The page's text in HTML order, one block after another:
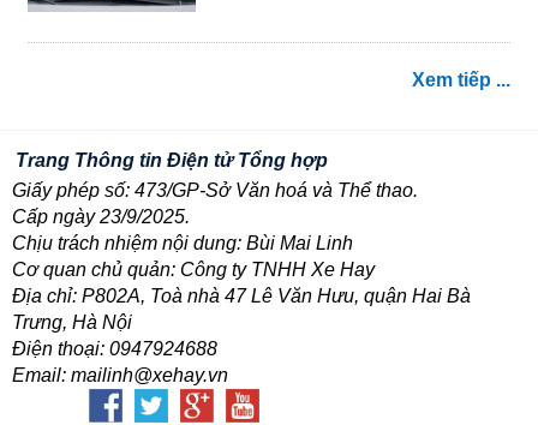
Xem tiếp ...
Trang Thông tin Điện tử Tổng hợp
Giấy phép số: 473/GP-Sở Văn hoá và Thể thao.
Cấp ngày 23/9/2025.
Chịu trách nhiệm nội dung: Bùi Mai Linh
Cơ quan chủ quản: Công ty TNHH Xe Hay
Địa chỉ: P802A, Toà nhà 47 Lê Văn Hưu, quận Hai Bà
Trưng, Hà Nội
Điện thoại: 0947924688
Email: mailinh@xehay.vn